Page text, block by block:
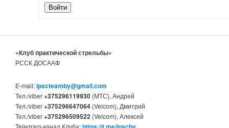
Войти
«Клуб практической стрельбы»
РССК ДОСААФ
E-mail:ipscteamby@gmail.com
Тел./viber+375296119930 (МТС), Андрей
Тел./viber+375296647064 (Velcom), Дмитрий
Тел./viber+375296509522 (Velcom), Алексей